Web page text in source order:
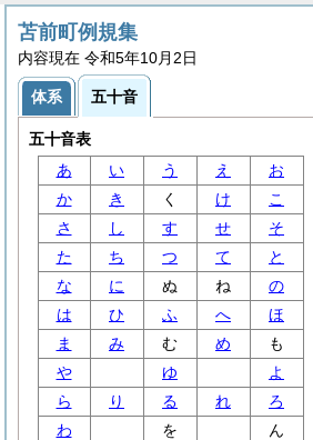
苫前町例規集
内容現在 令和5年10月2日
体系 五十音
五十音表
あ
い う え
お
か
き く け
こ
さ
し す せ
そ
た
ち つ て
と
な
に ぬ ね
の
は
ひ ふ へ
ほ
ま
み む め
も
や
ゆ
よ
ら
り る れ
ろ
わ
を ん